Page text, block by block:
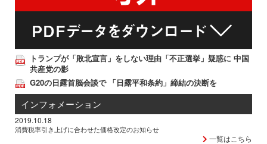
トランプが「敗北宣言」をしない理由「不正選挙」疑惑に 中国
共産党の影
G20の日露首脳会談で 「日露平和条約」締結の決断を
インフォメーション
2019.10.18
消費税率引き上げに合わせた価格改定のお知らせ
一覧はこちら